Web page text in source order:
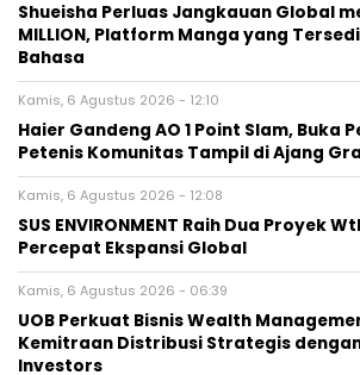
Shueisha Perluas Jangkauan Global
MILLION, Platform Manga yang
Bahasa
Kamis, 6 Agustus 2026 - 12:10
Haier Gandeng AO 1 Point Slam, Buka
Petenis Komunitas Tampil di Ajang
Kamis, 6 Agustus 2026 - 12:08
SUS ENVIRONMENT Raih Dua Proyek
Percepat Ekspansi Global
Kamis, 6 Agustus 2026 - 06:39
UOB Perkuat Bisnis Wealth
Kemitraan Distribusi Strategis
Investors